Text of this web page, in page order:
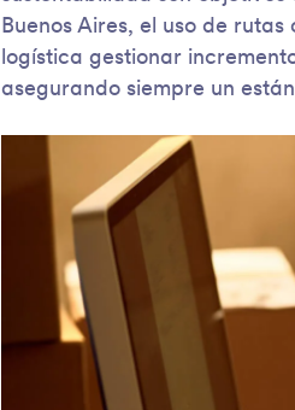
Buenos Aires, el uso de
logística gestionar
asegurando siempre un